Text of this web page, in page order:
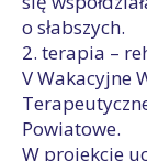
o słabszych.
2. terapia –
V Wakacyjne
Powiatowe.
W projekcie